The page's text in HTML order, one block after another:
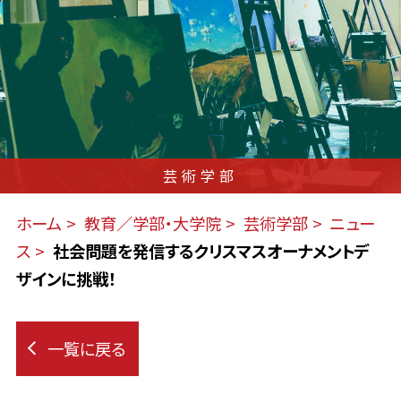
芸術学部
ホーム 教育／学部・大学院 芸術学部
ニュー
ス
社会問題を発信するクリスマスオーナメントデ
ザインに挑戦！
一覧に戻る